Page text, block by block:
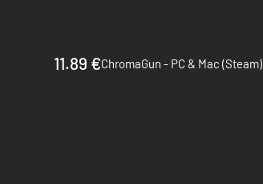
11.89 €ChromaGun - PC & Mac (Steam)